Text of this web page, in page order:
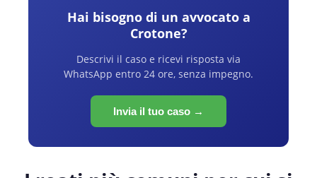
Hai bisogno di un avvocato a
Crotone?
Descrivi il caso e ricevi risposta via
WhatsApp entro 24 ore, senza impegno.
Invia il tuo caso →